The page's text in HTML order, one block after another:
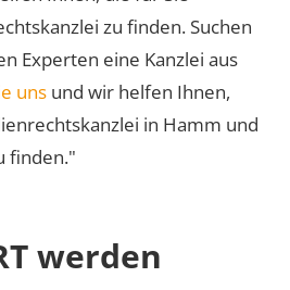
zu finden. Suchen
Experten eine Kanzlei aus
uns und wir helfen Ihnen,
in Hamm und
finden."
werden